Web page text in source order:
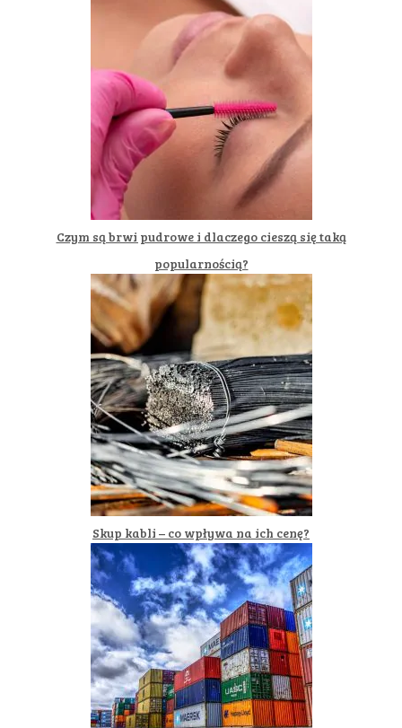
Czym są brwi pudrowe i dlaczego cieszą się taką
popularnością?
Skup kabli – co wpływa na ich cenę?